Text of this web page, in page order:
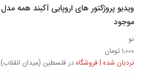
ویدیو پروژکتور های اروپایی آکبند همه مدل
موجود
نو
۱,۰۰۰ تومان
نردبان شده | فروشگاهدر فلسطین (میدان انقلاب)